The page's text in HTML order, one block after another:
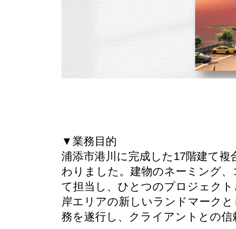
▼業務目的
浦添市港川に完成した17階建て
わりました。建物のネーミング
て担当し、ひとつのプロジェク
岸エリアの新しいランドマーク
務を遂行し、クライアントとの